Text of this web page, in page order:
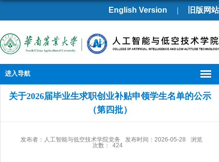
English Version 旧版网站
进入导航
关于2026届毕业生求职创业补贴申领学生名单的公示
（第四批）
发布者：人工智能与低空技术学院党务 发布时间：2026-05-28
浏览
次数：
424